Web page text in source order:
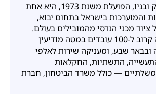
חברת דוד צ'פניק ובניו, הפועלת משנת 1973, היא אחת
והמוערכות בישראל בתחום יבוא,
ציוד מכני הנדסי מהמובילים בעולם.
החברה מעסיקה קרוב ל-100 עובדים במטה מודיעין
ובבאר שבע, ומעניקה שירות לאלפי
התשתיות, החקלאות
— כולל משרד הביטחון, חברת